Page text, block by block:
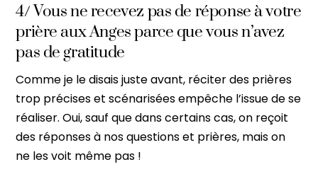
4/ Vous ne recevez pas de réponse à votre
prière aux Anges parce que vous n’avez
pas de gratitude
Comme je le disais juste avant, réciter des prières
trop précises et scénarisées empêche l’issue de se
réaliser. Oui, sauf que dans certains cas, on reçoit
des réponses à nos questions et prières, mais on
ne les voit même pas !